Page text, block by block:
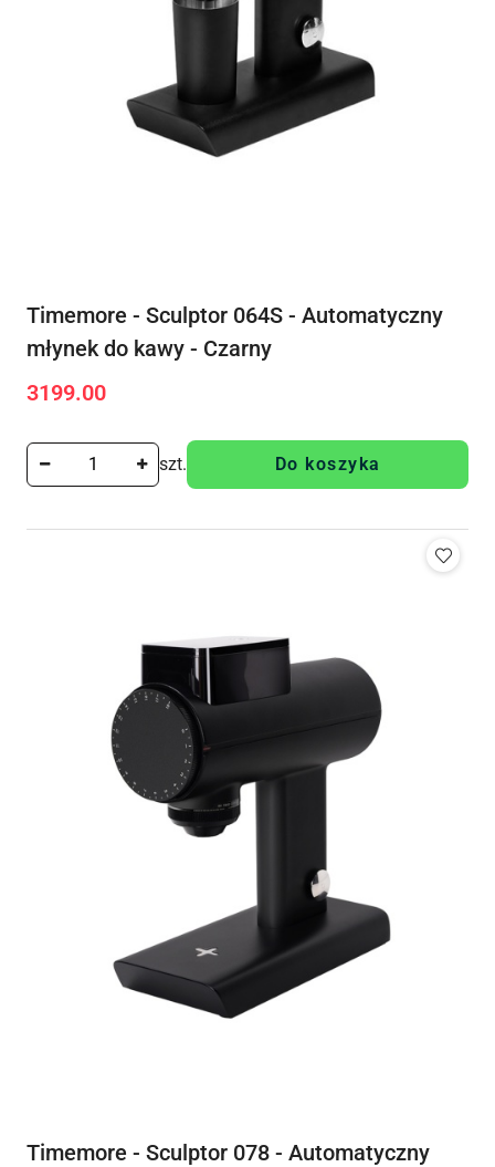
Timemore - Sculptor 064S - Automatyczny
młynek do kawy - Czarny
Cena:
3199.00
szt. Do koszyka
Timemore - Sculptor 078 - Automatyczny